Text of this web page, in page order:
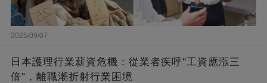
2025/09/07
日本護理行業薪資危機：從業者疾呼"工資應漲三
倍"，離職潮折射行業困境